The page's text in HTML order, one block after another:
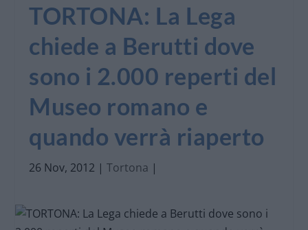
TORTONA: La Lega
chiede a Berutti dove
sono i 2.000 reperti del
Museo romano e
quando verrà riaperto
26 Nov, 2012 |Tortona |